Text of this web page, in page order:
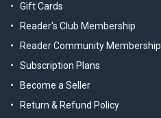
Gift Cards
Reader's Club Membership
Reader Community Membership
Subscription Plans
Become a Seller
Return & Refund Policy